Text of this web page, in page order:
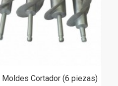
Moldes Cortador (6 piezas)